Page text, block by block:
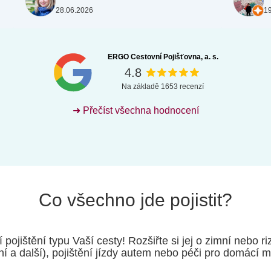
28.06.2026
ERGO Cestovní Pojišťovna, a. s.
4.8
Na základě 1653 recenzí
➜ Přečíst všechna hodnocení
Co všechno jde pojistit?
pojištění typu Vaší cesty! Rozšiřte si jej o zimní nebo
a další), pojištění jízdy autem nebo péči pro domácí